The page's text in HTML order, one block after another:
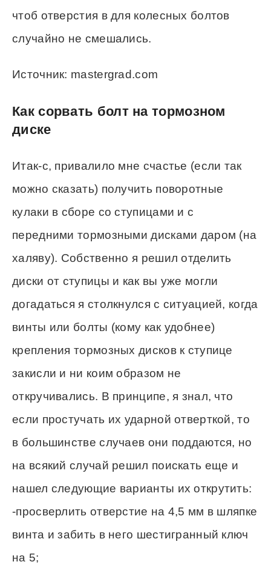
чтоб отверстия в для колесных болтов
случайно не смешались.
Источник: mastergrad.com
Как сорвать болт на тормозном
диске
Итак-с, привалило мне счастье (если так
можно сказать) получить поворотные
кулаки в сборе со ступицами и с
передними тормозными дисками даром (на
халяву). Собственно я решил отделить
диски от ступицы и как вы уже могли
догадаться я столкнулся с ситуацией, когда
винты или болты (кому как удобнее)
крепления тормозных дисков к ступице
закисли и ни коим образом не
откручивались. В принципе, я знал, что
если простучать их ударной отверткой, то
в большинстве случаев они поддаются, но
на всякий случай решил поискать еще и
нашел следующие варианты их открутить:
-просверлить отверстие на 4,5 мм в шляпке
винта и забить в него шестигранный ключ
на 5;